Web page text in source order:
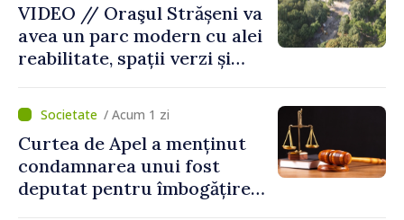
VIDEO // Oraşul Strășeni va
avea un parc modern cu alei
reabilitate, spații verzi și
/ Acum 1 zi
Curtea de Apel a menținut
condamnarea unui fost
deputat pentru îmbogățire